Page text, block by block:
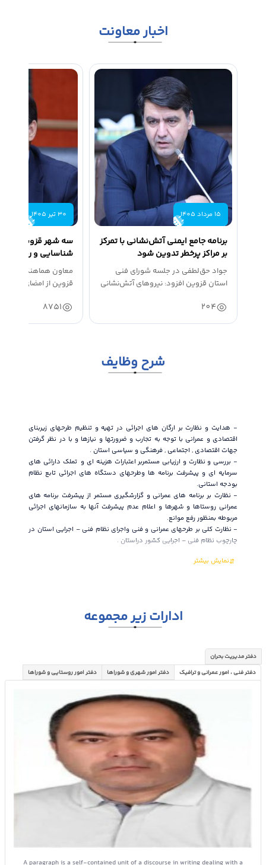
اخبار معاونت
15 مرداد 1405
برنامه جامع ایمنی آتش‌نشانی با تمرکز
بر مراکز پرخطر تدوین شود
جواد حق‌لطفی در جلسه شورای فنی
استان قزوین افزود: نیروهای آتش‌نشانی
204
30 تیر 1405
سه شهر قزوین در
شناسایی و رفع نقاط
انتخاب شدند
معاون هماهنگی امور
قزوین از امضای
8751
شرح وظایف
- هدايت و نظارت بر ارگان های اجرائی در تهيه و تنظيم طرحهای زيربناي
اقتصادی و عمرانی با توجه به تجارب و ضرورتها و نيازها و با در نظر گرفتن
جهات اقتصادی , اجتماعی , فرهنگی و سياسی استان .
- بررسي و نظارت و ارزيابی مستمربر اعتبارات هزينه ای و تملك دارائي هاي
سرمايه اي و پيشرفت برنامه ها وطرحهای دستگاه های اجرائی تابع نظام
بودجه استانی.
- نظارت بر برنامه هاي عمراني و گزارشگيري مستمر از پيشرفت برنامه هاي
عمراني روستاها و شهرها و اعلام عدم پيشرفت آنها به سازمانهاي اجرائي
مربوطه بمنظور رفع موانع.
- نظارت كلي بر طرحهاي عمراني و فني واجراي نظام فني – اجرايي استان در
چارچوب نظام فني – اجرايي كشور دراستان .
ادارات زیر مجموعه
دفتر فنی ، امور عمرانی و ترافیک دفتر امور شهری و شوراها دفتر امور روستایی و شوراها
دفتر مدیریت بحران